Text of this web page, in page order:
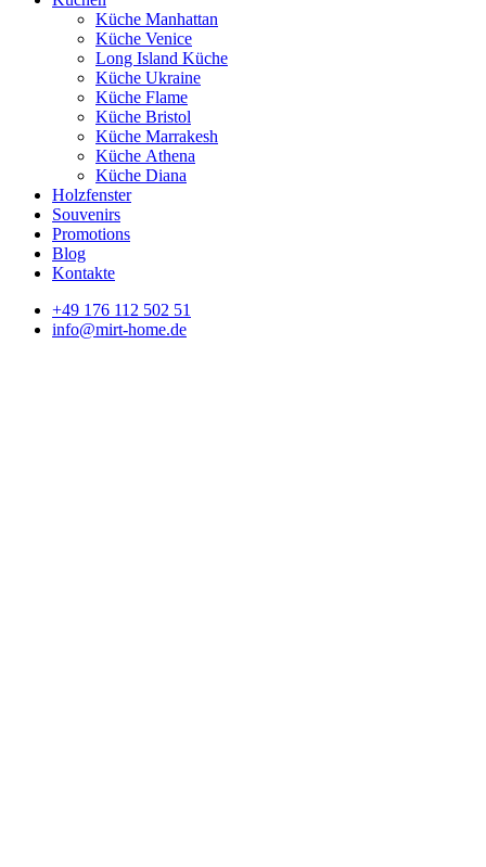
Küche Manhattan
Küche Venice
Long Island Küche
Küche Ukraine
Küche Flame
Küche Bristol
Küche Marrakesh
Küche Athena
Küche Diana
Holzfenster
Souvenirs
Promotions
Blog
Kontakte
+49 176 112 502 51
info@mirt-home.de